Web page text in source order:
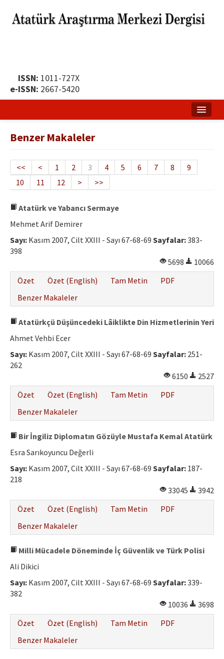
ISSN: 1011-727X
e-ISSN: 2667-5420
Yayın Politikası
Dergi Kurulları
Yayın İlkeleri
Etik İlkeler
Yazar Rehberi
İletişim
Benzer Makaleler
<< < 1 2 3 4 5 6 7 8
9
10
11 12 > >>
Atatürk ve Yabancı Sermaye
Mehmet Arif Demirer
Sayı: Kasım 2007, Cilt XXIII - Sayı 67-68-69 Sayfalar:383-
398
5698
10066
Özet
Özet (English) Tam Metin
PDF
Benzer Makaleler
Atatürkçü Düşüncedeki Lâiklikte Din Hizmetlerinin Yeri
Ahmet Vehbi Ecer
Sayı: Kasım 2007, Cilt XXIII - Sayı 67-68-69 Sayfalar: 251-
262
6150
2527
Özet
Özet (English) Tam Metin
PDF
Benzer Makaleler
Bir İngiliz Diplomatın Gözüyle Mustafa Kemal Atatürk
Esra Sarıkoyuncu Değerli
Sayı: Kasım 2007, Cilt XXIII - Sayı 67-68-69 Sayfalar: 187-
218
33045
3942
Özet
Özet (English) Tam Metin
PDF
Benzer Makaleler
Milli Mücadele Döneminde İç Güvenlik ve Türk Polisi
Ali Dikici
Sayı: Kasım 2007, Cilt XXIII - Sayı 67-68-69 Sayfalar:339-
382
10036
3698
Özet
Özet (English) Tam Metin
PDF
Benzer Makaleler